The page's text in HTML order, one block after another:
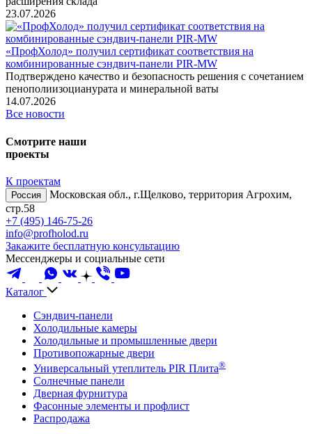
23.07.2026
«ПрофХолод» получил сертификат соответствия на
комбинированные сэндвич‑панели PIR‑MW
Подтверждено качество и безопасность решения с сочетанием
пенополиизоцианурата и минеральной ваты
14.07.2026
Все новости
Смотрите наши
проекты
К проектам
Россия
Московская обл., г.Щелково, территория Агрохим,
стр.58
+7 (495) 146-75-26
info@profholod.ru
Закажите бесплатную консультацию
Мессенджеры и социальные сети
Каталог
Сэндвич-панели
Холодильные камеры
Холодильные и промышленные двери
Противопожарные двери
Универсальный утеплитель PIR Плита®
Солнечные панели
Дверная фурнитура
Фасонные элементы и профлист
Распродажа